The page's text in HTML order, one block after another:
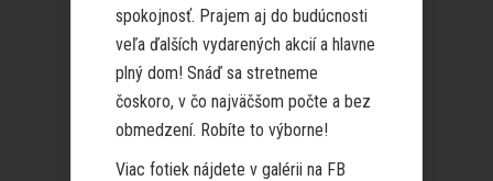
spokojnosť. Prajem aj do budúcnosti
veľa ďalších vydarených akcií a hlavne
plný dom! Snáď sa stretneme
čoskoro, v čo najväčšom počte a bez
obmedzení. Robíte to výborne!
Viac fotiek nájdete v galérii na FB